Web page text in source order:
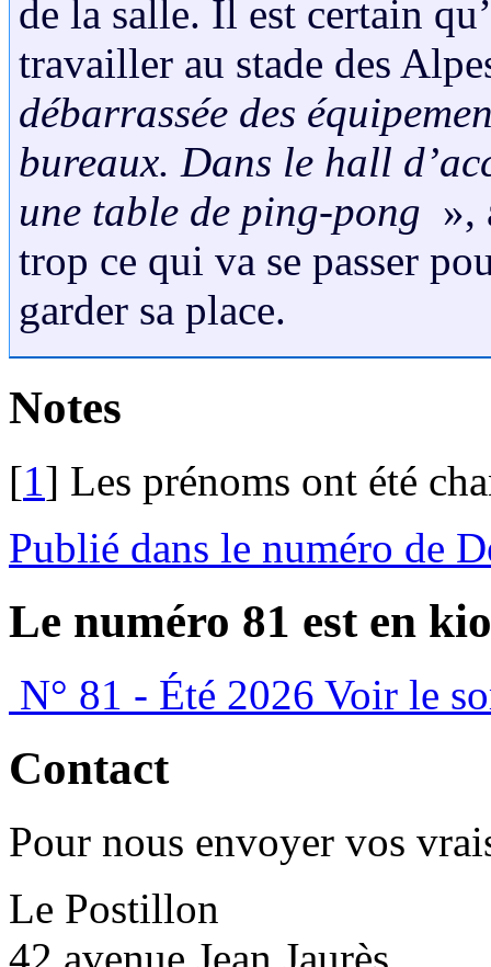
de la salle. Il est certain
travailler au stade des
débarrassée des
bureaux. Dans le hall
une table de ping-pong »,
trop ce qui va se passer
garder sa place.
Notes
[1] Les prénoms ont été
Publié dans le numéro de
Le numéro 81 est en
N° 81 - Été 2026 Voir le
Contact
Pour nous envoyer vos
Le Postillon
42 avenue Jean Jaurès